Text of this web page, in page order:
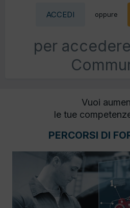
ACCEDI oppure
per
Vuoi
le tue
PERCORSI DI